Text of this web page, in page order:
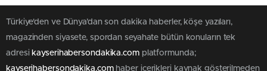
Türkiye'den ve Dünya’dan son dakika haberler, köşe yazıları,
magazinden siyasete, spordan seyahate bütün konuların tek
adresi kayserihabersondakika.complatformunda;
kayserihabersondakika.comhaber içerikleri kaynak gösterilmeden